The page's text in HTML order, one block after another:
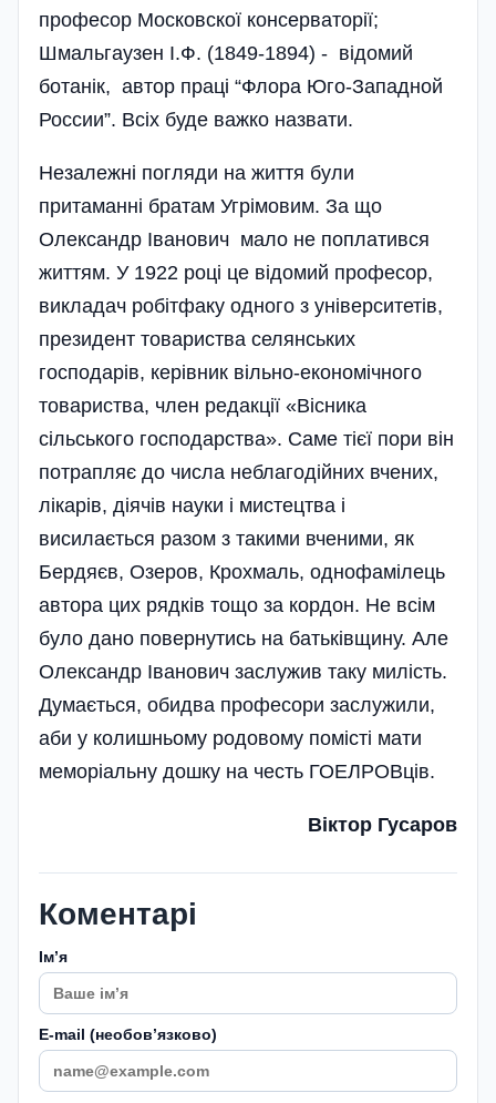
професор Московскої консерваторії;
Шмальгаузен І.Ф. (1849-1894) - відомий
ботанік, автор праці “Флора Юго-Западной
России”. Всіх буде важко назвати.
Незалежні погляди на життя були
притаманні братам Угрімовим. За що
Олександр Іванович мало не поплатився
життям. У 1922 році це відомий професор,
викладач робітфаку одного з університетів,
президент товариства селянських
господарів, керівник вільно-економічного
товариства, член редакції «Вісника
сільського господарства». Саме тієї пори він
потрапляє до числа неблагодійних вчених,
лікарів, діячів науки і мистецтва і
висилається разом з такими вченими, як
Бердяєв, Озеров, Крохмаль, однофамілець
автора цих рядків тощо за кордон. Не всім
було дано повернутись на батьківщину. Але
Олександр Іванович заслужив таку милість.
Думається, обидва професори заслужили,
аби у колишньому родовому помісті мати
меморіальну дошку на честь ГОЕЛРОВців.
Віктор Гусаров
Коментарі
Імʼя
E-mail (необовʼязково)